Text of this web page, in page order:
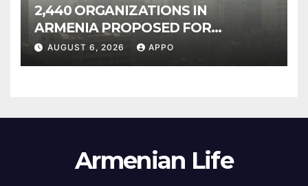
2,440 ORGANIZATIONS IN
ARMENIA PROPOSED FOR
INCLUSION IN LIST OF AIR
AUGUST 6, 2026 APPO
Armenian Life